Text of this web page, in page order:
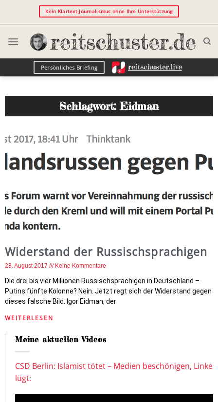
Kein Klartext-Journalismus ohne Ihre Unterstützung
Persönliches Briefing
Schlagwort: Eidman
Widerstand der Russischsprachigen
28. August 2017 Keine Kommentare
Die drei bis vier Millionen Russischsprachigen in Deutschland –
Putins fünfte Kolonne? Nein. Jetzt regt sich der Widerstand gegen
dieses falsche Bild. Igor Eidman, der
WEITERLESEN
Meine aktuellen Videos
CSD Berlin: Islamist tötet – Medien beschönigen, Linke
lügt: